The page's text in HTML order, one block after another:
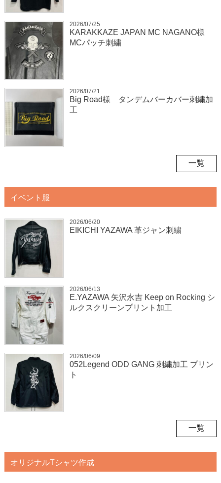
2026/07/25
KARAKKAZE JAPAN MC NAGANO様
MCパッチ刺繍
2026/07/21
Big Road様 タンデムバーカバー刺繍加
工
一覧
イベント服
2026/06/20
EIKICHI YAZAWA 革ジャン刺繍
2026/06/13
E.YAZAWA 矢沢永吉 Keep on Rocking シ
ルクスクリーンプリント加工
2026/06/09
052Legend ODD GANG 刺繍加工 プリン
ト
一覧
オリジナルTシャツ作成